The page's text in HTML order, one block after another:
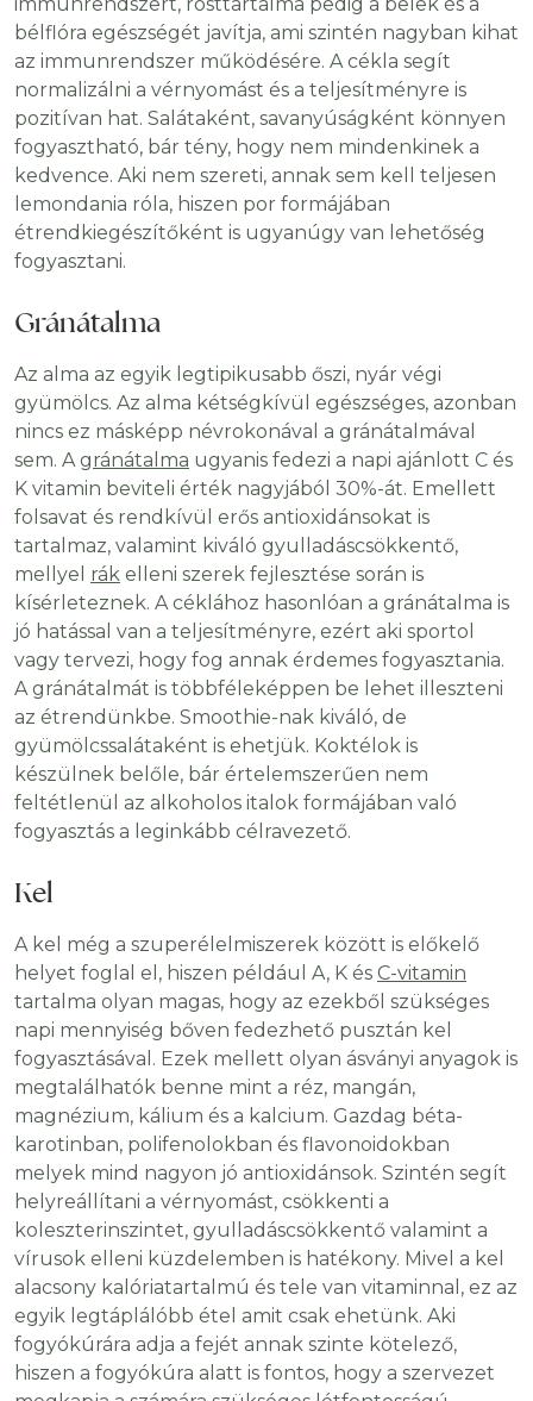
bélflóra egészségét javítja, ami szintén nagyban kihat
az immunrendszer működésére. A cékla segít
normalizálni a vérnyomást és a teljesítményre is
pozitívan hat. Salátaként, savanyúságként könnyen
fogyasztható, bár tény, hogy nem mindenkinek a
kedvence. Aki nem szereti, annak sem kell teljesen
lemondania róla, hiszen por formájában
étrendkiegészítőként is ugyanúgy van lehetőség
fogyasztani.
Gránátalma
Az alma az egyik legtipikusabb őszi, nyár végi
gyümölcs. Az alma kétségkívül egészséges, azonban
nincs ez másképp névrokonával a gránátalmával
sem. Agránátalma ugyanis fedezi a napi ajánlott C és
K vitamin beviteli érték nagyjából 30%-át. Emellett
folsavat és rendkívül erős antioxidánsokat is
tartalmaz, valamint kiváló gyulladáscsökkentő,
mellyel rák elleni szerek fejlesztése során is
kísérleteznek. A céklához hasonlóan a gránátalma is
jó hatással van a teljesítményre, ezért aki sportol
vagy tervezi, hogy fog annak érdemes fogyasztania.
A gránátalmát is többféleképpen be lehet illeszteni
az étrendünkbe. Smoothie-nak kiváló, de
gyümölcssalátaként is ehetjük. Koktélok is
készülnek belőle, bár értelemszerűen nem
feltétlenül az alkoholos italok formájában való
fogyasztás a leginkább célravezető.
Kel
A kel még a szuperélelmiszerek között is előkelő
helyet foglal el, hiszen például A, K és C-vitamin
tartalma olyan magas, hogy az ezekből szükséges
napi mennyiség bőven fedezhető pusztán kel
fogyasztásával. Ezek mellett olyan ásványi anyagok is
megtalálhatók benne mint a réz, mangán,
magnézium, kálium és a kalcium. Gazdag béta-
karotinban, polifenolokban és flavonoidokban
melyek mind nagyon jó antioxidánsok. Szintén segít
helyreállítani a vérnyomást, csökkenti a
koleszterinszintet, gyulladáscsökkentő valamint a
vírusok elleni küzdelemben is hatékony. Mivel a kel
alacsony kalóriatartalmú és tele van vitaminnal, ez az
egyik legtáplálóbb étel amit csak ehetünk. Aki
fogyókúrára adja a fejét annak szinte kötelező,
hiszen a fogyókúra alatt is fontos, hogy a szervezet